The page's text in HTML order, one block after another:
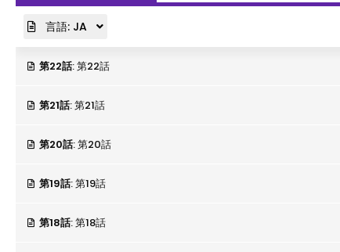
言語: JA
第22話: 第22話
第21話: 第21話
第20話: 第20話
第19話: 第19話
第18話: 第18話